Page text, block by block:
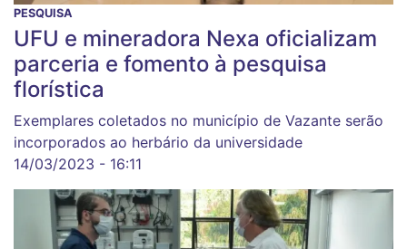
PESQUISA
UFU e mineradora Nexa oficializam
parceria e fomento à pesquisa
florística
Exemplares coletados no município de Vazante serão
incorporados ao herbário da universidade
14/03/2023 - 16:11